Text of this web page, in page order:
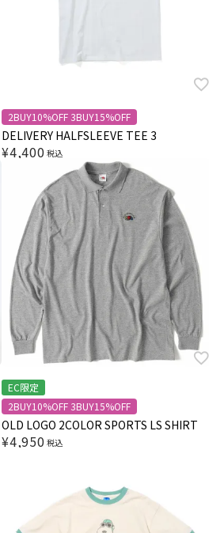
2BUY10%OFF 3BUY15%OFF
DELIVERY HALFSLEEVE TEE 3
¥4,400 税込
EC限定
2BUY10%OFF 3BUY15%OFF
OLD LOGO 2COLOR SPORTS LS SHIRT
¥4,950 税込